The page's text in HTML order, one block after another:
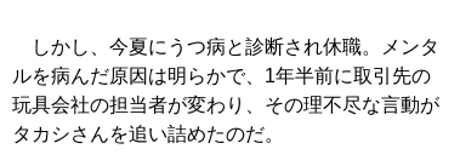
しかし、今夏にうつ病と診断され休職。メンタ
ルを病んだ原因は明らかで、1年半前に取引先の
玩具会社の担当者が変わり、その理不尽な言動が
タカシさんを追い詰めたのだ。